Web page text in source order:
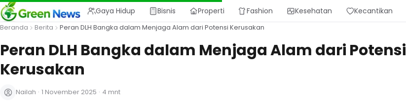
Gaya Hidup Bisnis Properti Fashion Kesehatan Kecantikan
Beranda Berita Peran DLH Bangka dalam Menjaga Alam dari Potensi Kerusakan
Peran DLH Bangka dalam Menjaga Alam dari Potensi
Kerusakan
Nailah · 1 November 2025 · 4 mnt